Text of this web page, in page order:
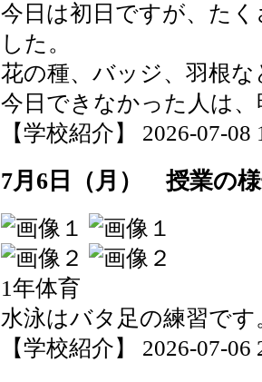
今日は初日ですが、た
した。
花の種、バッジ、羽根
今日できなかった人は
【学校紹介】 2026-07-08
7月6日（月） 授業の
1年体育
水泳はバタ足の練習です
【学校紹介】 2026-07-06